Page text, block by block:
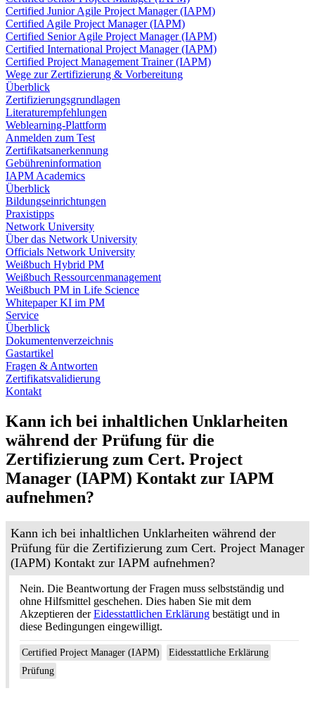
Certified Junior Agile Project Manager (IAPM)
Certified Agile Project Manager (IAPM)
Certified Senior Agile Project Manager (IAPM)
Certified International Project Manager (IAPM)
Certified Project Management Trainer (IAPM)
Wege zur Zertifizierung & Vorbereitung
Überblick
Zertifizierungsgrundlagen
Literaturempfehlungen
Weblearning-Plattform
Anmelden zum Test
Zertifikatsanerkennung
Gebühreninformation
IAPM Academics
Überblick
Bildungseinrichtungen
Praxistipps
Network University
Über das Network University
Officials Network University
Weißbuch Hybrid PM
Weißbuch Ressourcenmanagement
Weißbuch PM in Life Science
Whitepaper KI im PM
Service
Überblick
Dokumentenverzeichnis
Gastartikel
Fragen & Antworten
Zertifikatsvalidierung
Kontakt
Kann ich bei inhaltlichen Unklarheiten
während der Prüfung für die
Zertifizierung zum Cert. Project
Manager (IAPM) Kontakt zur IAPM
aufnehmen?
Kann ich bei inhaltlichen Unklarheiten während der
Prüfung für die Zertifizierung zum Cert. Project Manager
(IAPM) Kontakt zur IAPM aufnehmen?
Nein. Die Beantwortung der Fragen muss selbstständig und
ohne Hilfsmittel geschehen. Dies haben Sie mit dem
Akzeptieren derEidesstattlichen Erklärung bestätigt und in
diese Bedingungen eingewilligt.
Certified Project Manager (IAPM)
Eidesstattliche Erklärung
Prüfung